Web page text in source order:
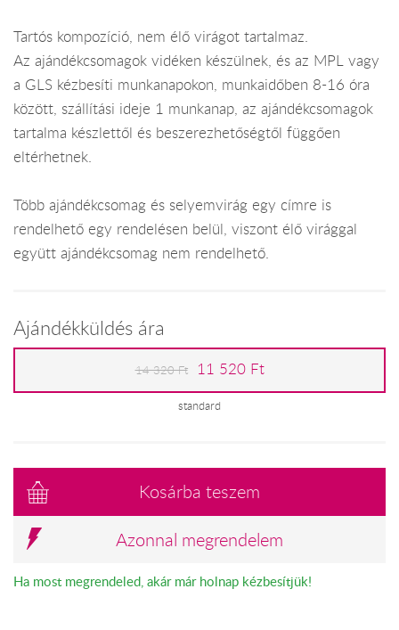
Tartós kompozíció, nem élő virágot tartalmaz.
Az ajándékcsomagok vidéken készülnek, és az MPL vagy
a GLS kézbesíti munkanapokon, munkaidőben 8-16 óra
között, szállítási ideje 1 munkanap, az ajándékcsomagok
tartalma készlettől és beszerezhetőségtől függően
eltérhetnek.
Több ajándékcsomag és selyemvirág egy címre is
rendelhető egy rendelésen belül, viszont élő virággal
együtt ajándékcsomag nem rendelhető.
Ajándékküldés ára
14 320 Ft 11 520 Ft
standard
Kosárba teszem
Azonnal megrendelem
Ha most megrendeled, akár már holnap kézbesítjük!